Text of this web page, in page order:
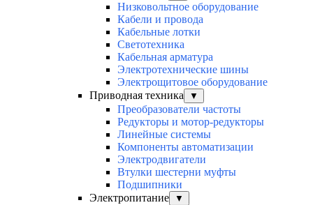
Низковольтное оборудование
Кабели и провода
Кабельные лотки
Светотехника
Кабельная арматура
Электротехнические шины
Электрощитовое оборудование
Приводная техника
▼
Преобразователи частоты
Редукторы и мотор-редукторы
Линейные системы
Компоненты автоматизации
Электродвигатели
Втулки шестерни муфты
Подшипники
Электропитание
▼